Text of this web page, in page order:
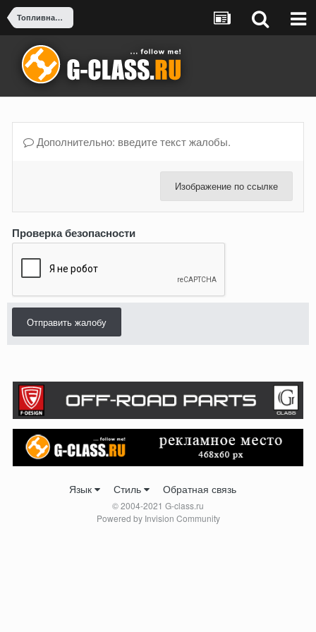
Топливная система
Дополнительно: введите текст жалобы.
Изображение по ссылке
Проверка безопасности
Отправить жалобу
Язык Стиль Обратная связь
© 2004-2021 G-class.ru
Powered by Invision Community